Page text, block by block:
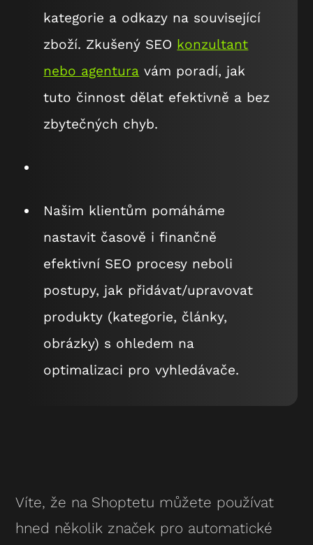
kategorie a odkazy na související
zboží. Zkušený SEO konzultant
nebo agentura vám poradí, jak
tuto činnost dělat efektivně a bez
zbytečných chyb.
Našim klientům pomáháme
nastavit časově i finančně
efektivní SEO procesy neboli
postupy, jak přidávat/upravovat
produkty (kategorie, články,
obrázky) s ohledem na
optimalizaci pro vyhledávače.
Víte, že na Shoptetu můžete používat
hned několik značek pro automatické